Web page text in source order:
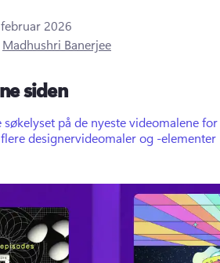
februar 2026
Madhushri Banerjee
siden
søkelyset på de nyeste videomalene
designervideomaler og -elementer